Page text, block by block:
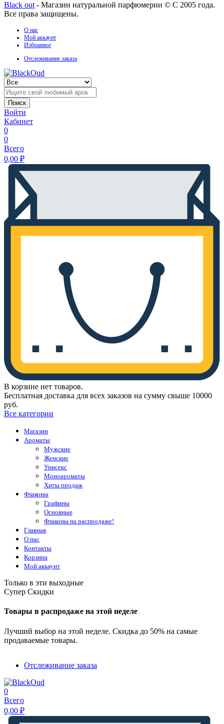
Black out - Магазин натуральной парфюмерии © С 2005 года.
Все права защищены.
О нас
Мой аккаунт
Избранное
Отслеживание заказа
Поиск
Войти
Кабинет
0
0
Всего
0,00 ₽
В корзине нет товаров.
Бесплатная доставка для всех заказов на сумму свыше 10000
руб.
Все категории
Магазин
Ароматы
Мужские
Женские
Унисекс
Моноароматы
Хиты продаж
Флаконы
Графины
Основные
Флаконы на распродаже!
Главная
О нас
Контакты
Корзина
Мой аккаунт
Только в эти выходные
Супер Скидки
Товары в распродаже на этой неделе
Лучший выбор на этой неделе. Скидка до 50% на самые
продаваемые товары.
Отслеживание заказа
0
Всего
0,00 ₽